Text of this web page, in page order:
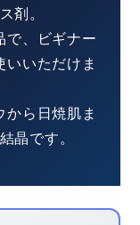
剤。
で、ビギナー
いただけま
ら日焼肌ま
晶です。